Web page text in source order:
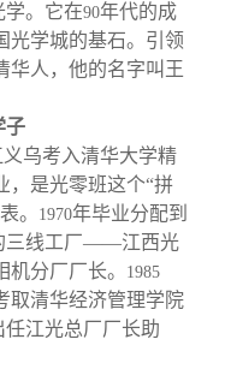
学。它在90年代的成
光学城的基石。引领
华人，他的名字叫王
子
乌考入清华大学精
，是光零班这个“拼
。
1970年毕业分配到
三线工厂——江西光
分厂厂长。
1985
取清华经济管理学院
任江光总厂厂长助